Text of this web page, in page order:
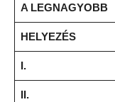
A LEGNAGYOBB
HELYEZÉS
I.
II.